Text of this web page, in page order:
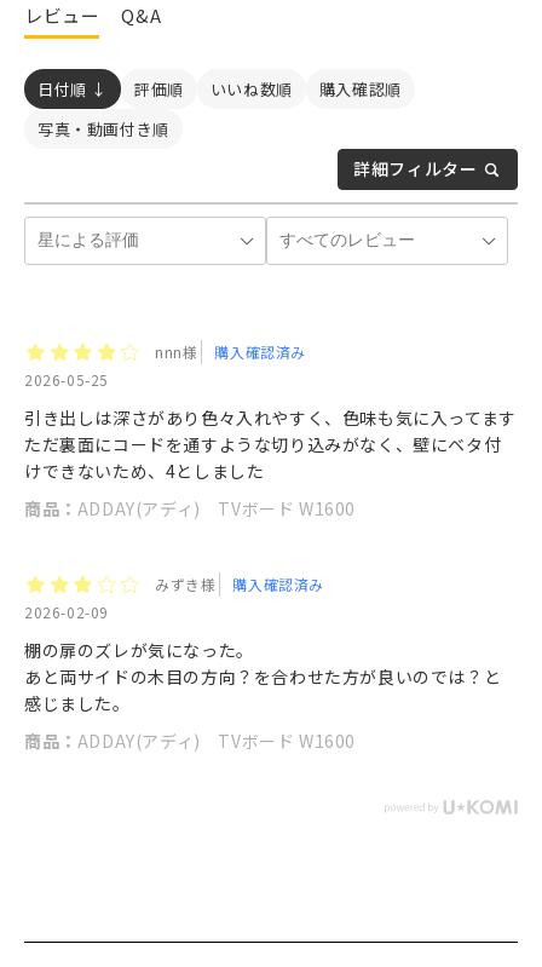
レビュー Q&A
詳細フィルター
日付順 ↓ 評価順 いいね数順
購入確認順
写真・動画付き順
nnn様
購入確認済み
2026-05-25
引き出しは深さがあり色々入れやすく、色味も気に入ってます
ただ裏面にコードを通すような切り込みがなく、壁にベタ付
けできないため、4としました
商品： ADDAY(アディ) TVボード W1600
みずき様
購入確認済み
2026-02-09
棚の扉のズレが気になった。
あと両サイドの木目の方向？を合わせた方が良いのでは？と
感じました。
商品： ADDAY(アディ) TVボード W1600